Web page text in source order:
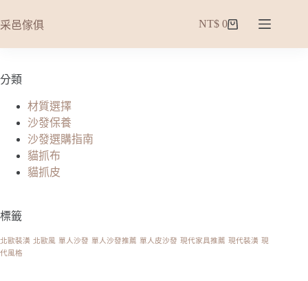
采邑傢俱 NT$ 0
分類
材質選擇
沙發保養
沙發選購指南
貓抓布
貓抓皮
標籤
北歐裝潢 北歐風 單人沙發 單人沙發推薦 單人皮沙發 現代家具推薦 現代裝潢 現
代風格